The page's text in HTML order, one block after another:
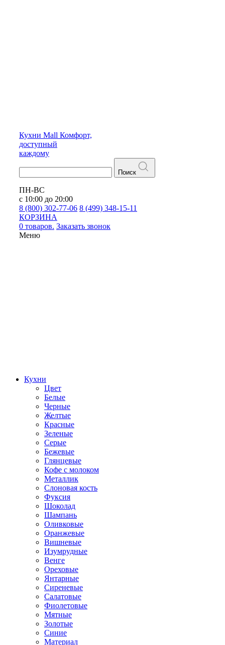
Кухни Mall Комфорт,
доступный
каждому
Поиск
ПН-ВС
с 10:00 до 20:00
8 (800) 302-77-06 8 (499) 348-15-11
КОРЗИНА
0 товаров. Заказать звонок
Меню
Кухни
Цвет
Белые
Черные
Желтые
Красные
Зеленые
Серые
Бежевые
Глянцевые
Кофе с молоком
Металлик
Слоновая кость
Фуксия
Шоколад
Шампань
Оливковые
Оранжевые
Вишневые
Изумрудные
Венге
Ореховые
Янтарные
Сиреневые
Салатовые
Фиолетовые
Мятные
Золотые
Синие
Материал